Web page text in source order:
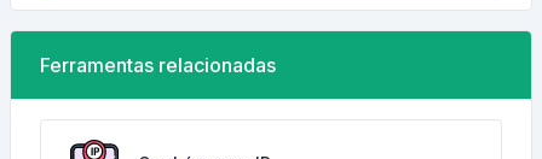
Ferramentas relacionadas